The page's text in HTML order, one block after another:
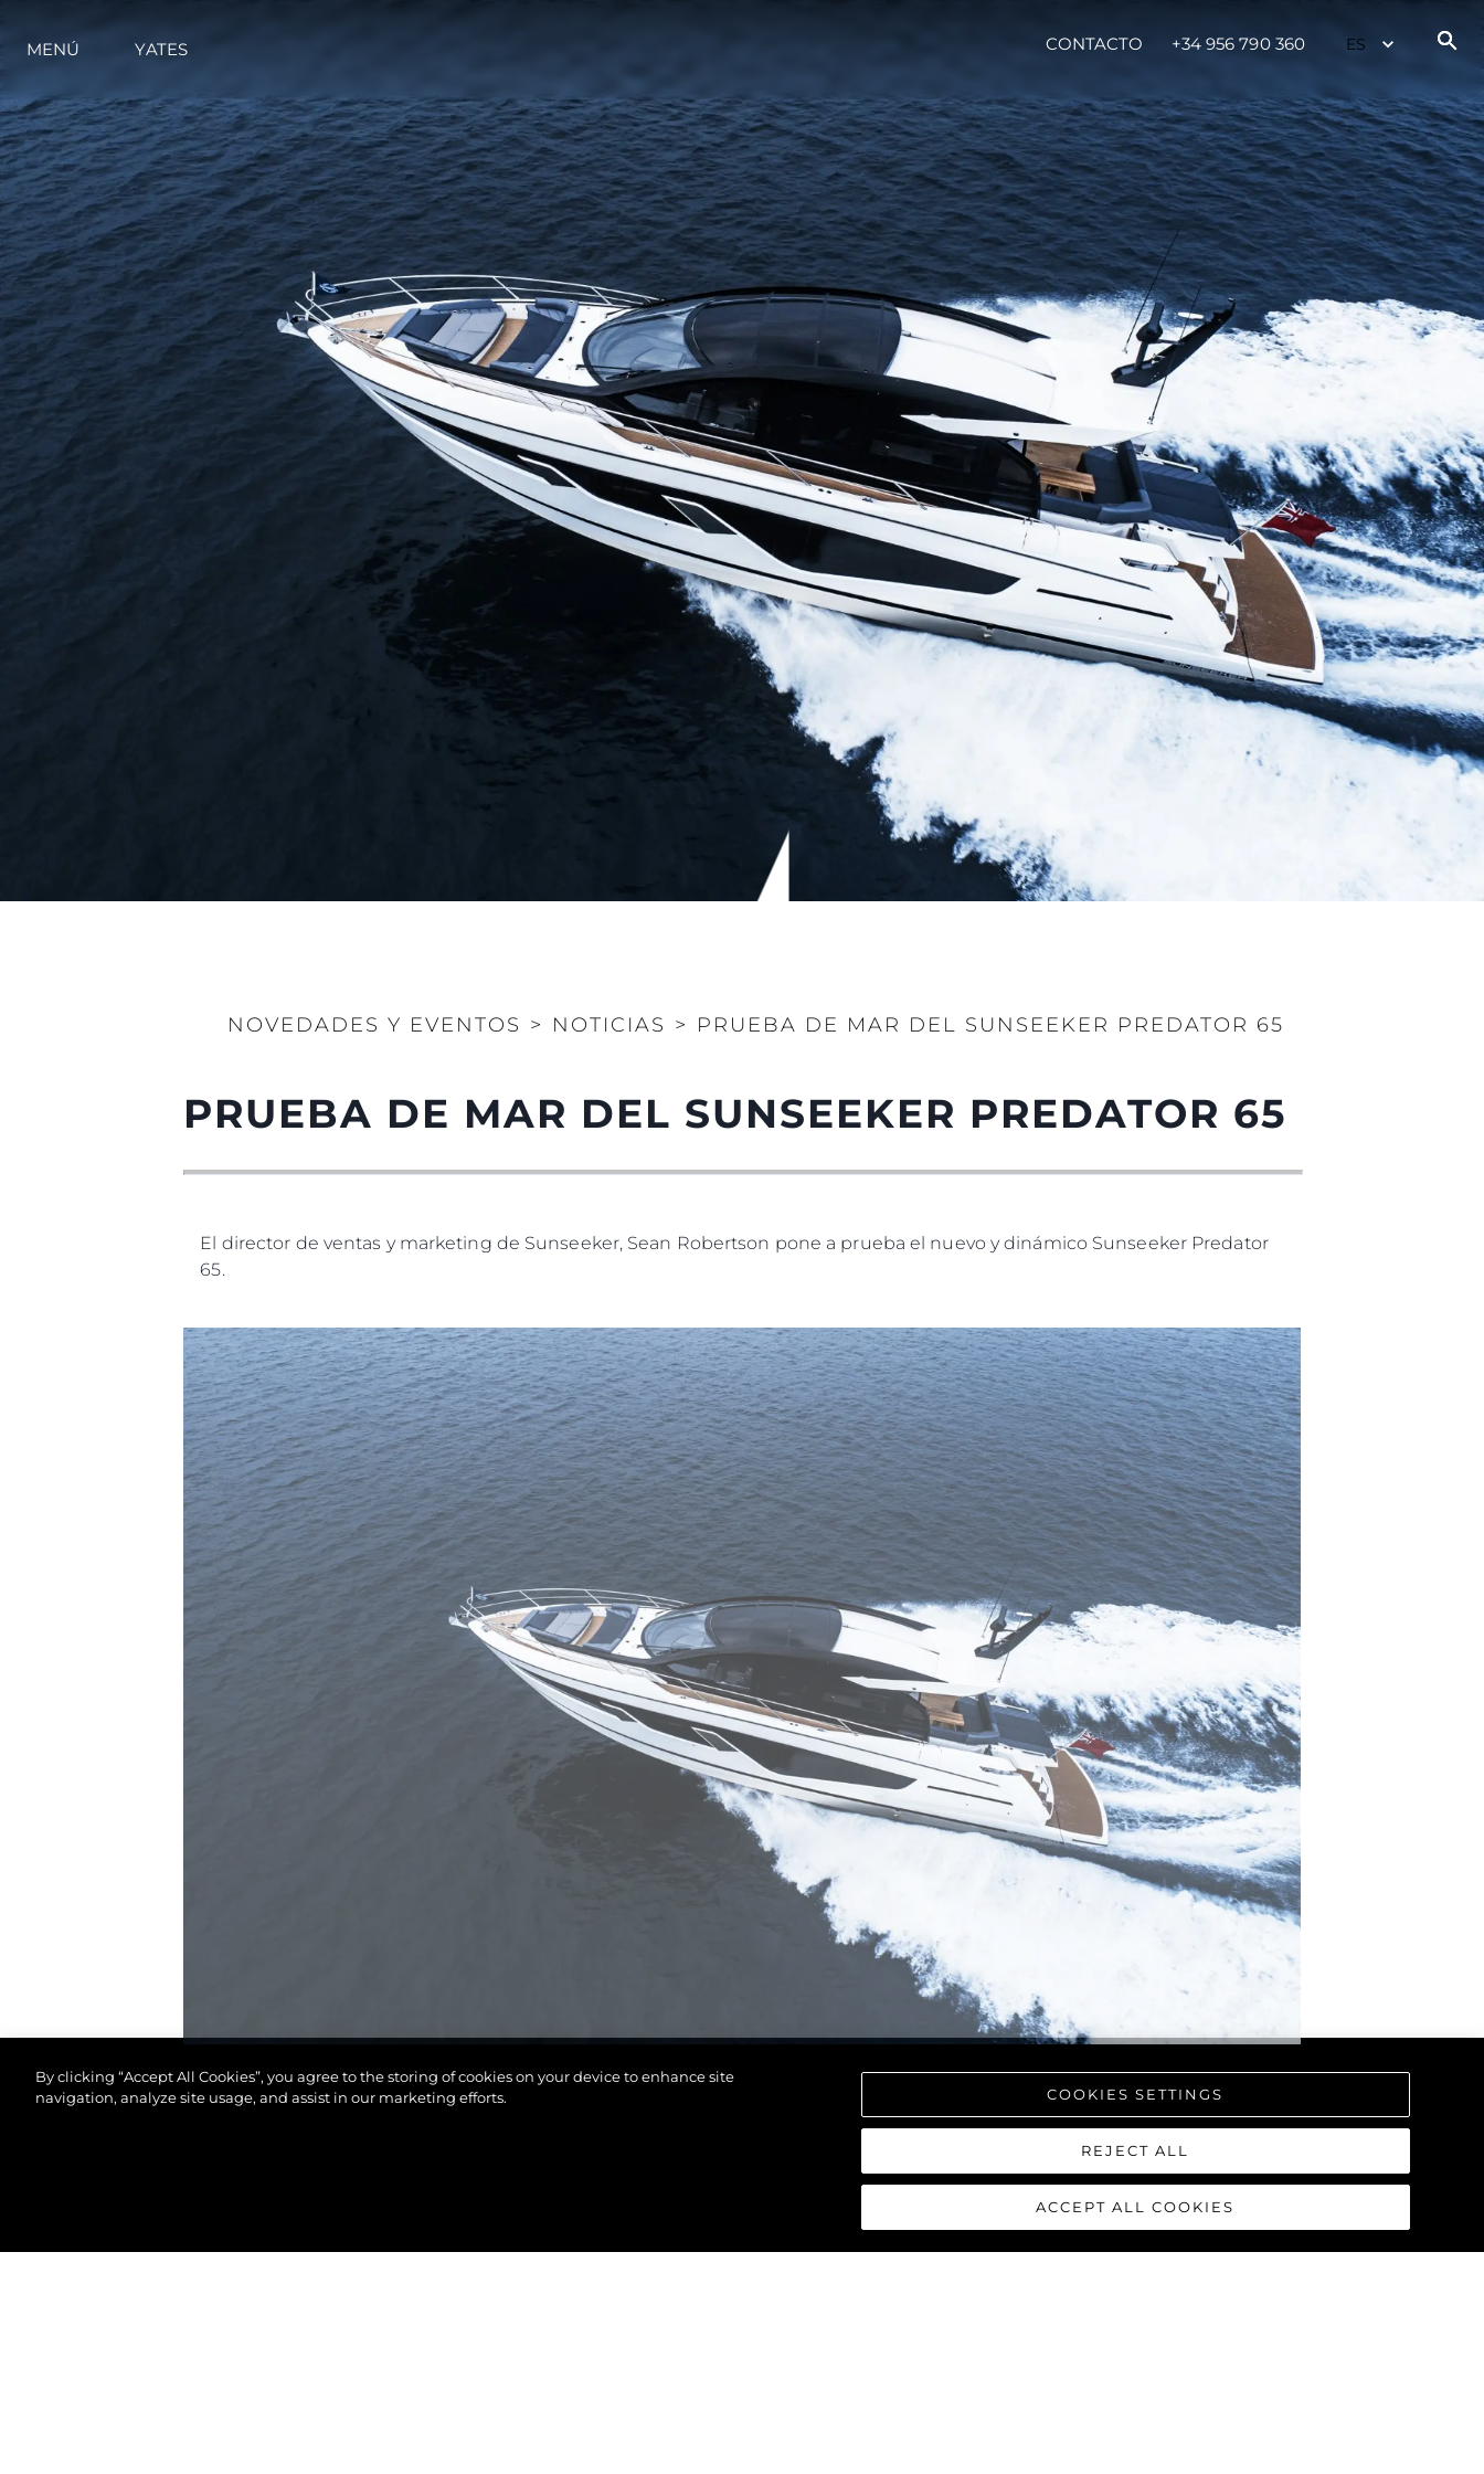
MENÚ YATES CONTACTO +34 956 790 360
NOVEDADES Y EVENTOS > NOTICIAS > PRUEBA DE MAR DEL SUNSEEKER PREDATOR 65
PRUEBA DE MAR DEL SUNSEEKER PREDATOR 65
El director de ventas y marketing de Sunseeker, Sean Robertson pone a prueba el nuevo y dinámico Sunseeker Predator
65.
Información
Mapa
Contacto
Preferencias De Cookies
Legal
POLÍTICA DE PRIVACIDAD
DECLARACIÓN EN CONTRA
DE LA ESCLAVITUD
MODERNA
TERMINOS Y CONDICIONES
POLÍTICA DE COOKIES
OFERTAS DE TRABAJO
¿Quiénes Somos?
Brokerage
Charter
Noticias
Eventos
Innovación
¿Quiénes Somos?
El Equipo
Estilo De Vida
Historia
Valore Su Embarcación
By clicking “Accept All Cookies”, you agree to the storing of cookies on your device to enhance site
navigation, analyze site usage, and assist in our marketing efforts.
COOKIES SETTINGS
REJECT ALL
ACCEPT ALL COOKIES